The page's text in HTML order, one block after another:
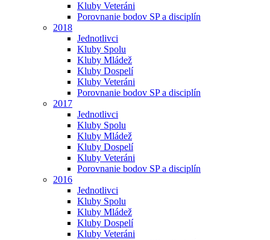
Kluby Veteráni
Porovnanie bodov SP a disciplín
2018
Jednotlivci
Kluby Spolu
Kluby Mládež
Kluby Dospelí
Kluby Veteráni
Porovnanie bodov SP a disciplín
2017
Jednotlivci
Kluby Spolu
Kluby Mládež
Kluby Dospelí
Kluby Veteráni
Porovnanie bodov SP a disciplín
2016
Jednotlivci
Kluby Spolu
Kluby Mládež
Kluby Dospelí
Kluby Veteráni